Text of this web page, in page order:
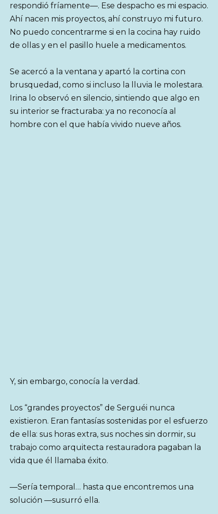
respondió fríamente—. Ese despacho es mi espacio.
Ahí nacen mis proyectos, ahí construyo mi futuro.
No puedo concentrarme si en la cocina hay ruido
de ollas y en el pasillo huele a medicamentos.
Se acercó a la ventana y apartó la cortina con
brusquedad, como si incluso la lluvia le molestara.
Irina lo observó en silencio, sintiendo que algo en
su interior se fracturaba: ya no reconocía al
hombre con el que había vivido nueve años.
Y, sin embargo, conocía la verdad.
Los “grandes proyectos” de Serguéi nunca
existieron. Eran fantasías sostenidas por el esfuerzo
de ella: sus horas extra, sus noches sin dormir, su
trabajo como arquitecta restauradora pagaban la
vida que él llamaba éxito.
—Sería temporal… hasta que encontremos una
solución —susurró ella.